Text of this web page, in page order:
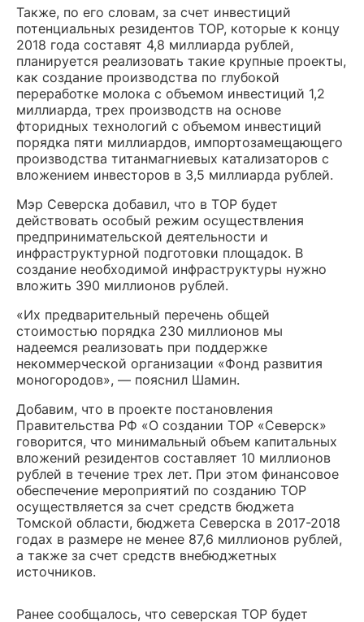
Также, по его словам, за счет инвестиций
потенциальных резидентов ТОР, которые к концу
2018 года составят 4,8 миллиарда рублей,
планируется реализовать такие крупные проекты,
как создание производства по глубокой
переработке молока с объемом инвестиций 1,2
миллиарда, трех производств на основе
фторидных технологий с объемом инвестиций
порядка пяти миллиардов, импортозамещающего
производства титанмагниевых катализаторов с
вложением инвесторов в 3,5 миллиарда рублей.
Мэр Северска добавил, что в ТОР будет
действовать особый режим осуществления
предпринимательской деятельности и
инфраструктурной подготовки площадок. В
создание необходимой инфраструктуры нужно
вложить 390 миллионов рублей.
«Их предварительный перечень общей
стоимостью порядка 230 миллионов мы
надеемся реализовать при поддержке
некоммерческой организации «Фонд развития
моногородов», — пояснил Шамин.
Добавим, что в проекте постановления
Правительства РФ «О создании ТОР «Северск»
говорится, что минимальный объем капитальных
вложений резидентов составляет ‎10 миллионов
рублей в течение трех лет. При этом финансовое
обеспечение мероприятий по созданию ТОР
осуществляется за счет средств бюджета
Томской области, бюджета Северска в 2017-2018
годах в размере не менее 87,6 миллионов рублей,
а также за счет средств внебюджетных
источников.
Ранее сообщалось, что северская ТОР будет